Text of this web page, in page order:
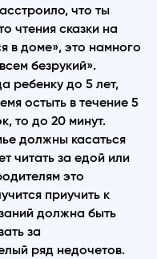
что ты
чтения сказки на
в доме», это намного
безрукий».
ребенку до 5 лет,
остыть в течение 5
то до 20 минут.
должны касаться
читать за едой или
это
приучить к
должна быть
за
ряд недочетов.